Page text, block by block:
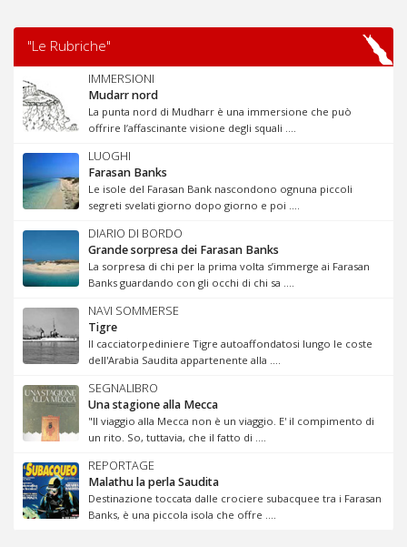
"Le Rubriche"
IMMERSIONI
Mudarr nord
La punta nord di Mudharr è una immersione che può
offrire l’affascinante visione degli squali ....
LUOGHI
Farasan Banks
Le isole del Farasan Bank nascondono ognuna piccoli
segreti svelati giorno dopo giorno e poi ....
DIARIO DI BORDO
Grande sorpresa dei Farasan Banks
La sorpresa di chi per la prima volta s’immerge ai Farasan
Banks guardando con gli occhi di chi sa ....
NAVI SOMMERSE
Tigre
Il cacciatorpediniere Tigre autoaffondatosi lungo le coste
dell'Arabia Saudita appartenente alla ....
SEGNALIBRO
Una stagione alla Mecca
"Il viaggio alla Mecca non è un viaggio. E' il compimento di
un rito. So, tuttavia, che il fatto di ....
REPORTAGE
Malathu la perla Saudita
Destinazione toccata dalle crociere subacquee tra i Farasan
Banks, è una piccola isola che offre ....